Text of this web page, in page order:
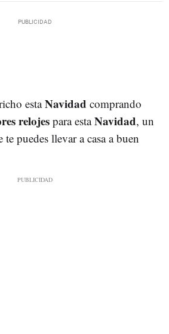
estaNavidad comprando
relojes para estaNavidad, un
puedes llevar a casa a buen